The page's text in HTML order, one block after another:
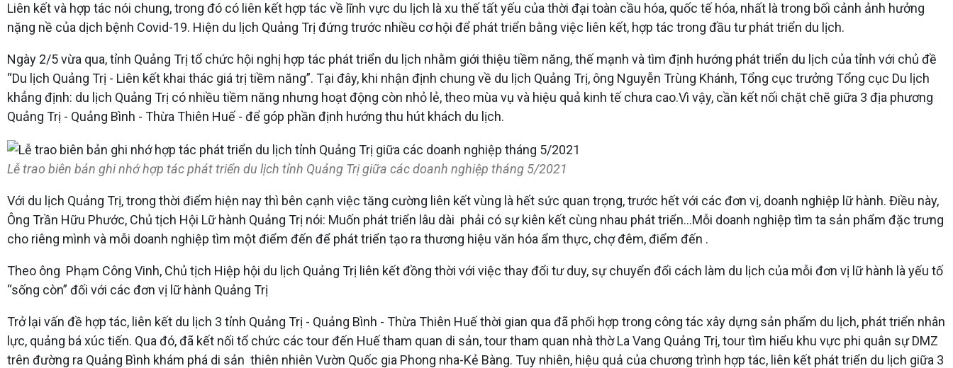
Liên kết và hợp tác nói chung, trong đó có liên kết hợp tác về lĩnh vực du lịch là xu thế tất yếu của thời đại toàn cầu hóa, quốc tế hóa, nhất là trong bối cảnh ảnh hưởng
nặng nề của dịch bệnh Covid-19. Hiện du lịch Quảng Trị đứng trước nhiều cơ hội để phát triển bằng việc liên kết, hợp tác trong đầu tư phát triển du lịch.
Ngày 2/5 vừa qua, tỉnh Quảng Trị tổ chức hội nghị hợp tác phát triển du lịch nhằm giới thiệu tiềm năng, thế mạnh và tìm định hướng phát triển du lịch của tỉnh với chủ đề
“Du lịch Quảng Trị - Liên kết khai thác giá trị tiềm năng”. Tại đây, khi nhận định chung về du lịch Quảng Trị, ông Nguyễn Trùng Khánh, Tổng cục trưởng Tổng cục Du lịch
khẳng định: du lịch Quảng Trị có nhiều tiềm năng nhưng hoạt động còn nhỏ lẻ, theo mùa vụ và hiệu quả kinh tế chưa cao.Vì vậy, cần kết nối chặt chẽ giữa 3 địa phương
Quảng Trị - Quảng Bình - Thừa Thiên Huế - để góp phần định hướng thu hút khách du lịch.
Lễ trao biên bản ghi nhớ hợp tác phát triển du lịch tỉnh Quảng Trị giữa các doanh nghiệp tháng 5/2021
Với du lịch Quảng Trị, trong thời điểm hiện nay thì bên cạnh việc tăng cường liên kết vùng là hết sức quan trọng, trước hết với các đơn vị, doanh nghiệp lữ hành. Điều này,
Ông Trần Hữu Phước, Chủ tịch Hội Lữ hành Quảng Trị nói: Muốn phát triển lâu dài phải có sự kiên kết cùng nhau phát triển...Mỗi doanh nghiệp tìm ta sản phẩm đặc trưng
cho riêng mình và mỗi doanh nghiệp tìm một điểm đến để phát triển tạo ra thương hiệu văn hóa ẩm thực, chợ đêm, điểm đến .
Theo ông Phạm Công Vinh, Chủ tịch Hiệp hội du lịch Quảng Trị liên kết đồng thời với việc thay đổi tư duy, sự chuyển đổi cách làm du lịch của mỗi đơn vị lữ hành là yếu tố
“sống còn” đối với các đơn vị lữ hành Quảng Trị
Trở lại vấn đề hợp tác, liên kết du lịch 3 tỉnh Quảng Trị - Quảng Bình - Thừa Thiên Huế thời gian qua đã phối hợp trong công tác xây dựng sản phẩm du lịch, phát triển nhân
lực, quảng bá xúc tiến. Qua đó, đã kết nối tổ chức các tour đến Huế tham quan di sản, tour tham quan nhà thờ La Vang Quảng Trị, tour tìm hiểu khu vực phi quân sự DMZ
trên đường ra Quảng Bình khám phá di sản thiên nhiên Vườn Quốc gia Phong nha-Kẻ Bàng. Tuy nhiên, hiệu quả của chương trình hợp tác, liên kết phát triển du lịch giữa 3